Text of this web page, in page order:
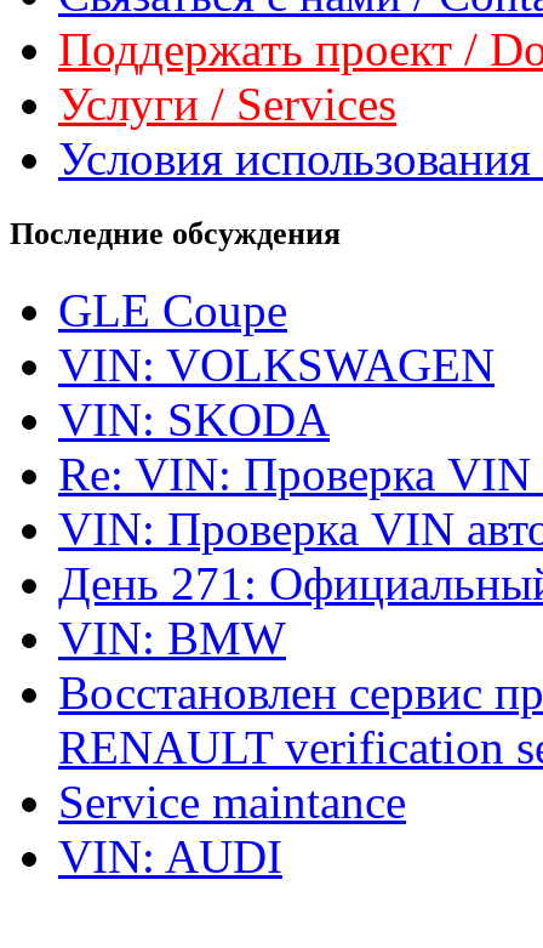
Поддержать проект /
Услуги / Services
Условия
Последние обсуждения
GLE Coupe
VIN: VOLKSWAGEN
VIN: SKODA
Re: VIN: Проверка VIN
VIN: Проверка VIN
День 271:
VIN: BMW
Восстановлен сервис
RENAULT verification
Service maintance
VIN: AUDI